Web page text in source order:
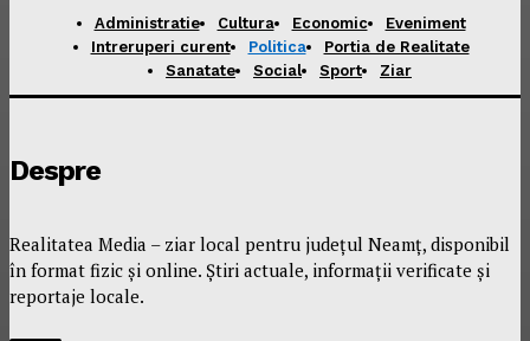
Administratie Cultura Economic
Eveniment
Intreruperi curent
Politica
Portia de Realitate
Sanatate
Social Sport Ziar
Despre
Realitatea Media – ziar local pentru județul Neamț, disponibil
în format fizic și online. Știri actuale, informații verificate și
reportaje locale.